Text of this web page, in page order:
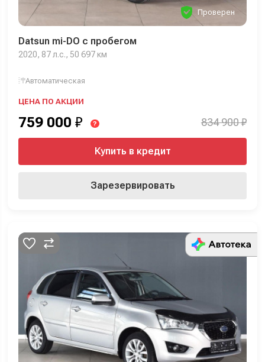
Проверен
Datsun mi-DO с пробегом
2020, 87 л.с., 50 697 км
Автоматическая
ЦЕНА ПО АКЦИИ
759 000 ₽ ? 834 900 ₽
Купить в кредит
Зарезервировать